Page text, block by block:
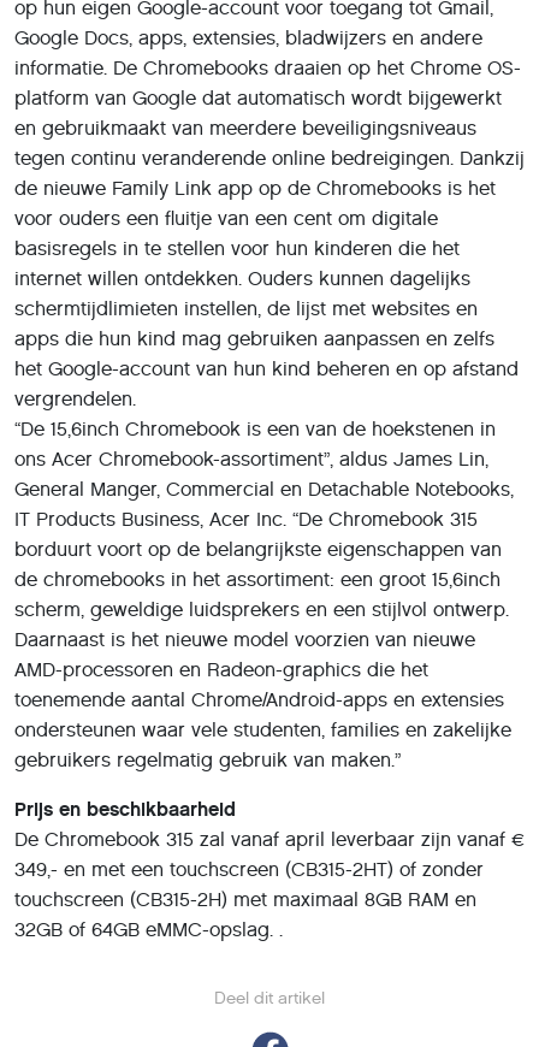
Deel dit artikel
op hun eigen Google-account voor toegang tot Gmail,
Google Docs, apps, extensies, bladwijzers en andere
informatie. De Chromebooks draaien op het Chrome OS-
platform van Google dat automatisch wordt bijgewerkt
en gebruikmaakt van meerdere beveiligingsniveaus
tegen continu veranderende online bedreigingen. Dankzij
de nieuwe Family Link app op de Chromebooks is het
voor ouders een fluitje van een cent om digitale
basisregels in te stellen voor hun kinderen die het
internet willen ontdekken. Ouders kunnen dagelijks
schermtijdlimieten instellen, de lijst met websites en
apps die hun kind mag gebruiken aanpassen en zelfs
het Google-account van hun kind beheren en op afstand
vergrendelen.
“De 15,6inch Chromebook is een van de hoekstenen in
ons Acer Chromebook-assortiment”, aldus James Lin,
General Manger, Commercial en Detachable Notebooks,
IT Products Business, Acer Inc. “De Chromebook 315
borduurt voort op de belangrijkste eigenschappen van
de chromebooks in het assortiment: een groot 15,6inch
scherm, geweldige luidsprekers en een stijlvol ontwerp.
Daarnaast is het nieuwe model voorzien van nieuwe
AMD-processoren en Radeon-graphics die het
toenemende aantal Chrome/Android-apps en extensies
ondersteunen waar vele studenten, families en zakelijke
gebruikers regelmatig gebruik van maken.”
Prijs en beschikbaarheid
De Chromebook 315 zal vanaf april leverbaar zijn vanaf €
349,- en met een touchscreen (CB315-2HT) of zonder
touchscreen (CB315-2H) met maximaal 8GB RAM en
32GB of 64GB eMMC-opslag. .